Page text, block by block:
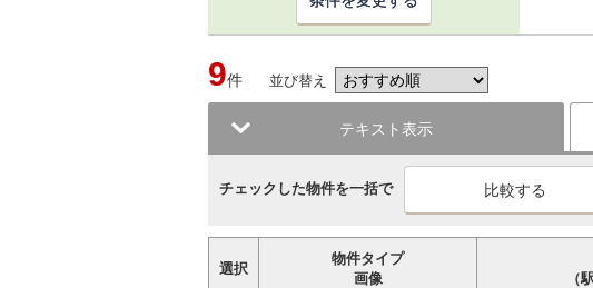
9件 並び替え
テキスト表示
チェックした物件を一括で
選択
物件タイプ
画像
（